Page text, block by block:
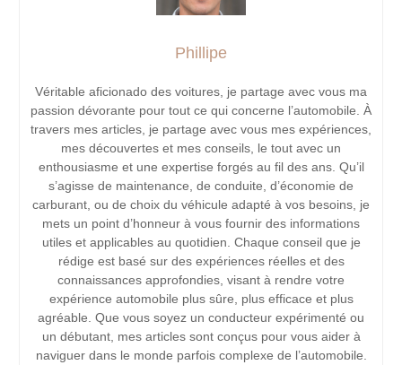
Phillipe
Véritable aficionado des voitures, je partage avec vous ma
passion dévorante pour tout ce qui concerne l’automobile. À
travers mes articles, je partage avec vous mes expériences,
mes découvertes et mes conseils, le tout avec un
enthousiasme et une expertise forgés au fil des ans. Qu’il
s’agisse de maintenance, de conduite, d’économie de
carburant, ou de choix du véhicule adapté à vos besoins, je
mets un point d’honneur à vous fournir des informations
utiles et applicables au quotidien. Chaque conseil que je
rédige est basé sur des expériences réelles et des
connaissances approfondies, visant à rendre votre
expérience automobile plus sûre, plus efficace et plus
agréable. Que vous soyez un conducteur expérimenté ou
un débutant, mes articles sont conçus pour vous aider à
naviguer dans le monde parfois complexe de l’automobile.